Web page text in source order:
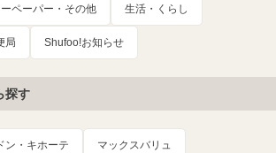
ペーパー・その他 生活・くらし
局 Shufoo!お知らせ
探す
ン・キホーテ マックスバリュ